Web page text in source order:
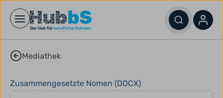
Open main menu
Mediathek
Zusammengesetzte Nomen (DOCX)